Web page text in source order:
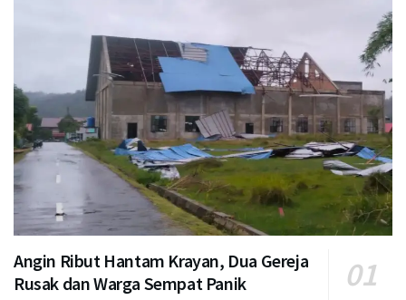
Angin Ribut Hantam Krayan, Dua Gereja
Rusak dan Warga Sempat Panik